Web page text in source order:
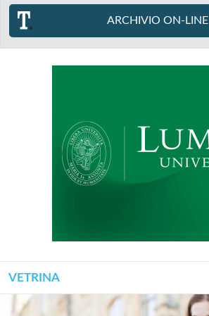
ARCHIVIO ON-LINE
VETRINA